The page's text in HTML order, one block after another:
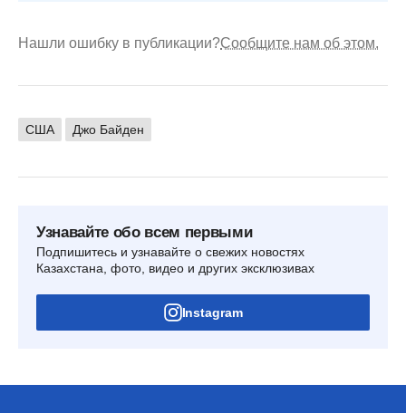
Нашли ошибку в публикации?Сообщите нам об этом.
США Джо Байден
Узнавайте обо всем первыми
Подпишитесь и узнавайте о свежих новостях
Казахстана, фото, видео и других эксклюзивах
Instagram